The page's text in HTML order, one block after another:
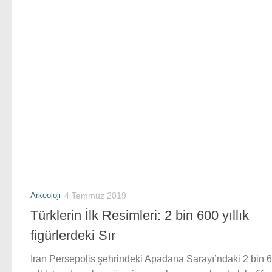
Arkeoloji 4 Temmuz 2019
Türklerin İlk Resimleri: 2 bin 600 yıllık
figürlerdeki Sır
İran Persepolis şehrindeki Apadana Sarayı’ndaki 2 bin